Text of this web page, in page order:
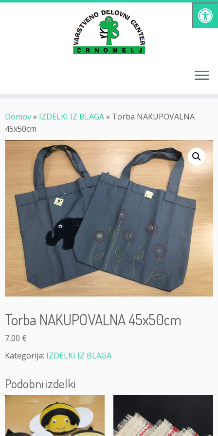
Skoči
Domov» IZDELKI IZ BLAGA» Torba NAKUPOVALNA
45x50cm
Torba NAKUPOVALNA 45x50cm
7,00 €
Kategorija: IZDELKI IZ BLAGA
Podobni izdelki